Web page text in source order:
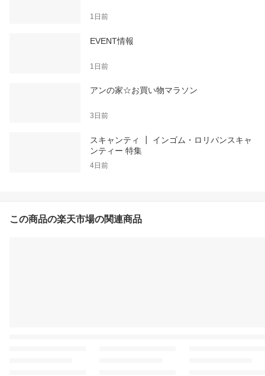
1日前
EVENT情報
1日前
アンの家☆お買い物マラソン
3日前
スキャンティ ┃ インゴム・ロリパンスキャ
ンティー 特集
4日前
この商品の楽天市場の関連商品